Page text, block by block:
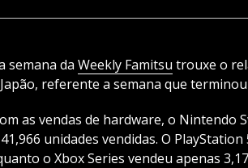
semana da Weekly Famitsu trouxe o
referente a semana que
as vendas de hardware, o Nintendo
unidades vendidas. O
o Xbox Series vendeu apenas